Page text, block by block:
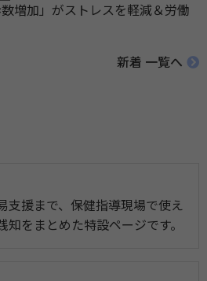
増加」がストレスを軽減＆労働
新着 一覧へ
支援まで、保健指導現場で使え
知をまとめた特設ページです。